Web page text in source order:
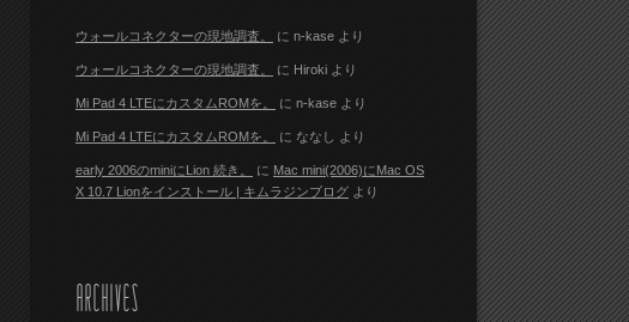
ウォールコネクターの現地調査。 に n-kase より
ウォールコネクターの現地調査。 に Hiroki より
Mi Pad 4 LTEにカスタムROMを。 に n-kase より
Mi Pad 4 LTEにカスタムROMを。 に ななし より
early 2006のminiにLion 続き。 に Mac mini(2006)にMac OS
X 10.7 Lionをインストール | キムラジンブログ より
ARCHIVES